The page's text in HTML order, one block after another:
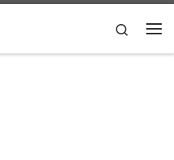
Search